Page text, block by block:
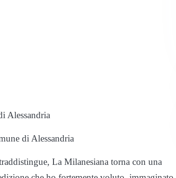
Alessandria
di Alessandria
La Milanesiana torna con una